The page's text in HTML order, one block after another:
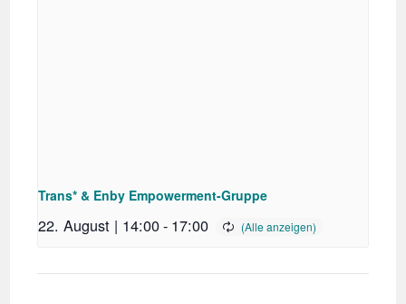
Trans* & Enby Empowerment-Gruppe
22. August | 14:00- 17:00